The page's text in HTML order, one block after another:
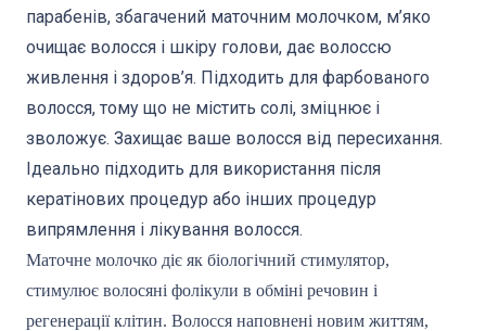
парабенів, збагачений маточним молочком, м’яко
очищає волосся і шкіру голови, дає волоссю
живлення і здоров’я. Підходить для фарбованого
волосся, тому що не містить солі, зміцнює і
зволожує. Захищає ваше волосся від пересихання.
Ідеально підходить для використання після
кератінових процедур або інших процедур
випрямлення і лікування волосся.
Маточне молочко діє як біологічний стимулятор,
стимулює волосяні фолікули в обміні речовин і
регенерації клітин. Волосся наповнені новим життям,